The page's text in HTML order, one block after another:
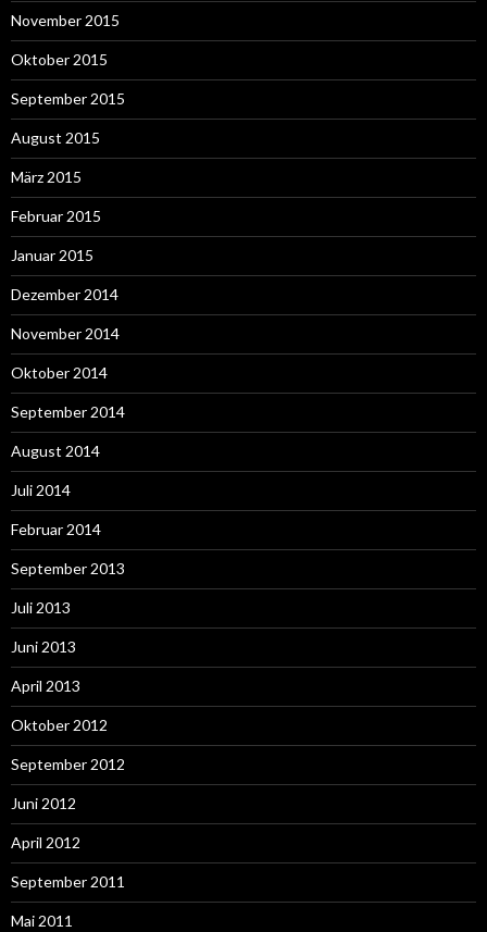
November 2015
Oktober 2015
September 2015
August 2015
März 2015
Februar 2015
Januar 2015
Dezember 2014
November 2014
Oktober 2014
September 2014
August 2014
Juli 2014
Februar 2014
September 2013
Juli 2013
Juni 2013
April 2013
Oktober 2012
September 2012
Juni 2012
April 2012
September 2011
Mai 2011